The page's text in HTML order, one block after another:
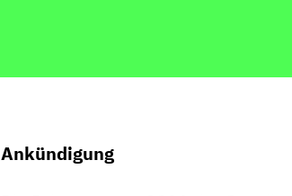
Ankündigung